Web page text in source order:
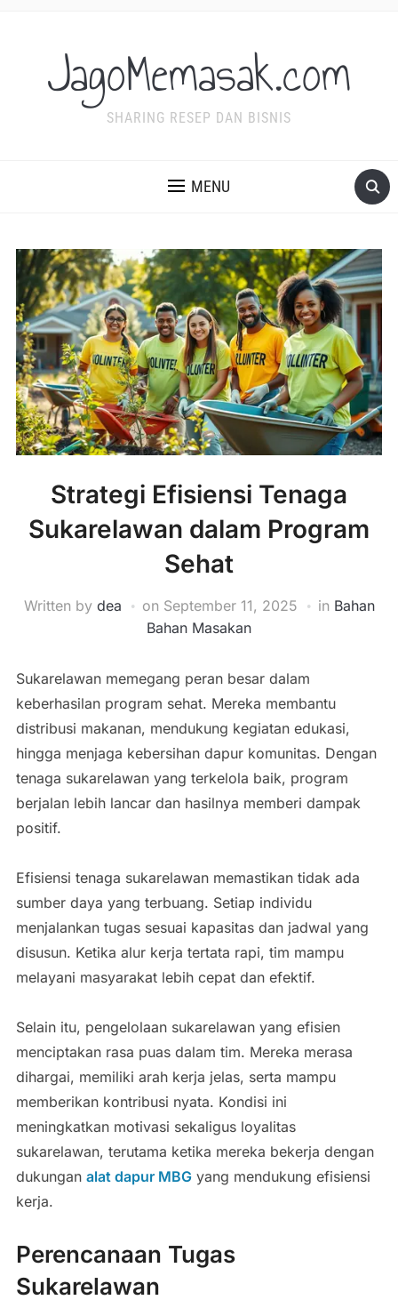
JagoMemasak.com
SHARING RESEP DAN BISNIS
MENU
Strategi Efisiensi Tenaga
Sukarelawan dalam Program
Sehat
Written by dea on September 11, 2025 in Bahan
Bahan Masakan
Sukarelawan memegang peran besar dalam
keberhasilan program sehat. Mereka membantu
distribusi makanan, mendukung kegiatan edukasi,
hingga menjaga kebersihan dapur komunitas. Dengan
tenaga sukarelawan yang terkelola baik, program
berjalan lebih lancar dan hasilnya memberi dampak
positif.
Efisiensi tenaga sukarelawan memastikan tidak ada
sumber daya yang terbuang. Setiap individu
menjalankan tugas sesuai kapasitas dan jadwal yang
disusun. Ketika alur kerja tertata rapi, tim mampu
melayani masyarakat lebih cepat dan efektif.
Selain itu, pengelolaan sukarelawan yang efisien
menciptakan rasa puas dalam tim. Mereka merasa
dihargai, memiliki arah kerja jelas, serta mampu
memberikan kontribusi nyata. Kondisi ini
meningkatkan motivasi sekaligus loyalitas
sukarelawan, terutama ketika mereka bekerja dengan
dukungan alat dapur MBGyang mendukung efisiensi
kerja.
Perencanaan Tugas
Sukarelawan